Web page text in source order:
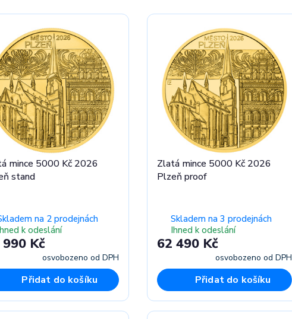
mince 5000 Kč 2026
stand
na 2 prodejnách
k odeslání
Kč
osvobozeno od DPH
Přidat do košíku
Zlatá mince 5000 Kč 2026
Plzeň proof
Skladem na 3 prodejnách
Ihned k odeslání
62 490 Kč
osvobozeno od DPH
Přidat do košíku